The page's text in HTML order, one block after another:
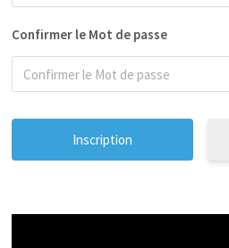
Confirmer le Mot de passe